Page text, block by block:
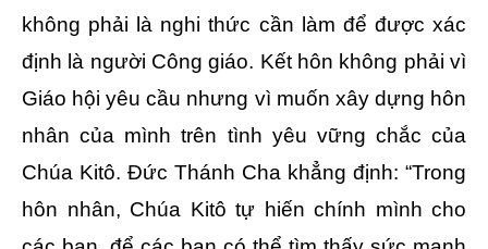
không phải là nghi thức cần làm để được xác
định là người Công giáo. Kết hôn không phải vì
Giáo hội yêu cầu nhưng vì muốn xây dựng hôn
nhân của mình trên tình yêu vững chắc của
Chúa Kitô. Đức Thánh Cha khẳng định: “Trong
hôn nhân, Chúa Kitô tự hiến chính mình cho